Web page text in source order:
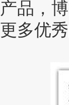
产品，
更多优